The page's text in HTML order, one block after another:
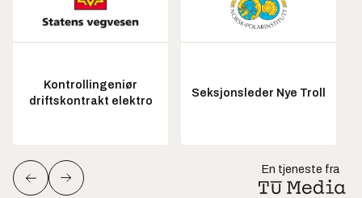
Kontrollingeniør
driftskontrakt elektro
Seksjonsleder Nye Troll
En tjeneste fra